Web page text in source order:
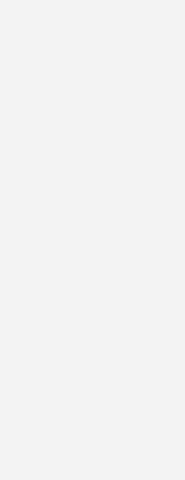
zum Umgang mit Daten finden Sie
Maßnahmen zur
von Post